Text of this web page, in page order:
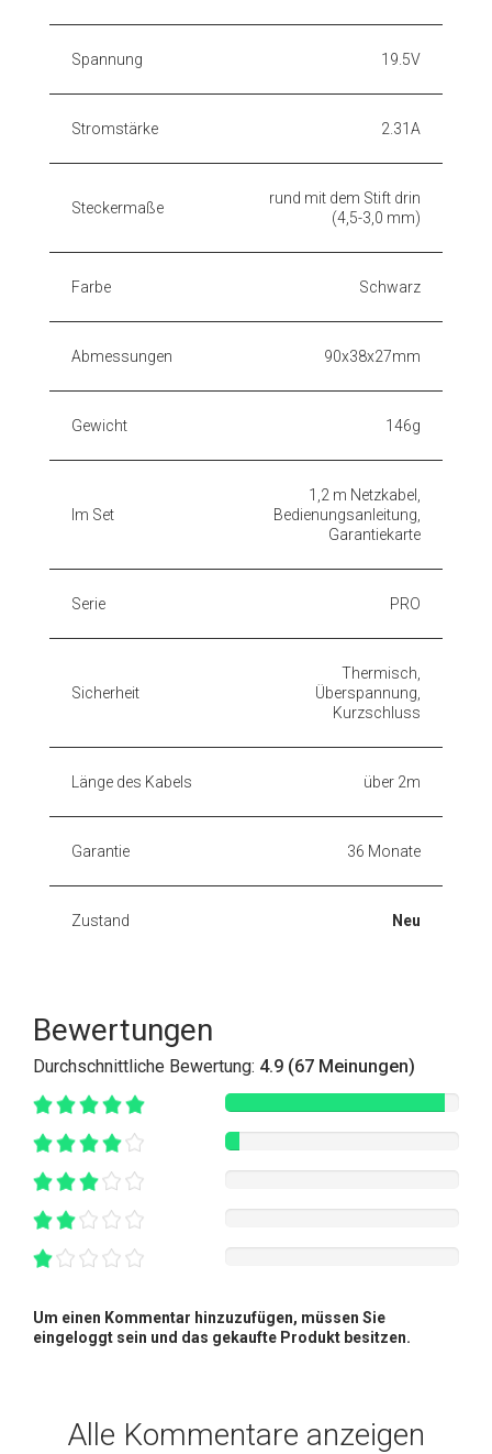
Spannung 19.5V
Stromstärke 2.31A
Steckermaße
rund mit dem Stift drin
(4,5-3,0 mm)
Farbe Schwarz
Abmessungen 90x38x27mm
Gewicht 146g
Im Set
1,2 m Netzkabel,
Bedienungsanleitung,
Garantiekarte
Serie PRO
Sicherheit
Thermisch,
Überspannung,
Kurzschluss
Länge des Kabels über 2m
Garantie 36 Monate
Zustand Neu
Bewertungen
Durchschnittliche Bewertung: 4.9 (67 Meinungen)
Um einen Kommentar hinzuzufügen, müssen Sie
eingeloggt sein und das gekaufte Produkt besitzen.
Alle Kommentare anzeigen